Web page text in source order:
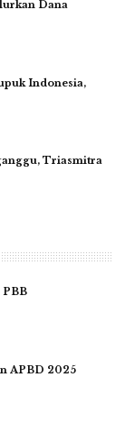
Dana
Indonesia,
Triasmitra
PBB
APBD 2025